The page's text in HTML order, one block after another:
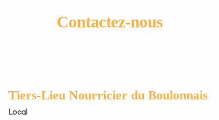
Contactez-nous
Tiers-Lieu Nourricier du Boulonnais
Local